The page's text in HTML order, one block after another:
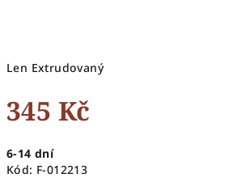
Len Extrudovaný
345 Kč
cena:
6-14 dní
Kód: F-012213